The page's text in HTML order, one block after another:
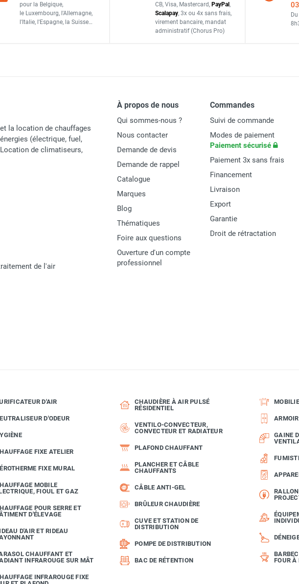
pour la Belgique,
le Luxembourg, l'Allemagne,
l'Italie, l'Espagne, la Suisse…
CB, Visa, Mastercard, PayPal ,
Scalapay, 3x ou 4x sans frais,
virement bancaire, mandat
administratif (Chorus Pro)
la location de chauffages
(électrique, fuel,
de climatiseurs,
de l'air
À propos de nous
Qui sommes-nous ?
Nous contacter
Demande de devis
Demande de rappel
Catalogue
Marques
Blog
Thématiques
Foire aux questions
Ouverture d'un compte
professionnel
Commandes
Suivi de commande
Modes de paiement
Paiement sécurisé
Paiement 3x sans frais
Financement
Livraison
Export
Garantie
Droit de rétractation
D'AIR
D'ODEUR
FIXE ATELIER
FIXE MURAL
MOBILE
FIOUL ET GAZ
POUR SERRE ET
D'ÉLEVAGE
D'AIR ET RIDEAU
CHAUFFANT ET
INFRAROUGE SUR MÂT
INFRAROUGE FIXE
CHAUDIÈRE À AIR PULSÉ
RÉSIDENTIEL
VENTILO-CONVECTEUR,
CONVECTEUR ET RADIATEUR
PLAFOND CHAUFFANT
PLANCHER ET CÂBLE
CHAUFFANTS
CÂBLE ANTI-GEL
BRÛLEUR CHAUDIÈRE
CUVE ET STATION DE
DISTRIBUTION
POMPE DE DISTRIBUTION
BAC DE RÉTENTION
GAINE
FOUR